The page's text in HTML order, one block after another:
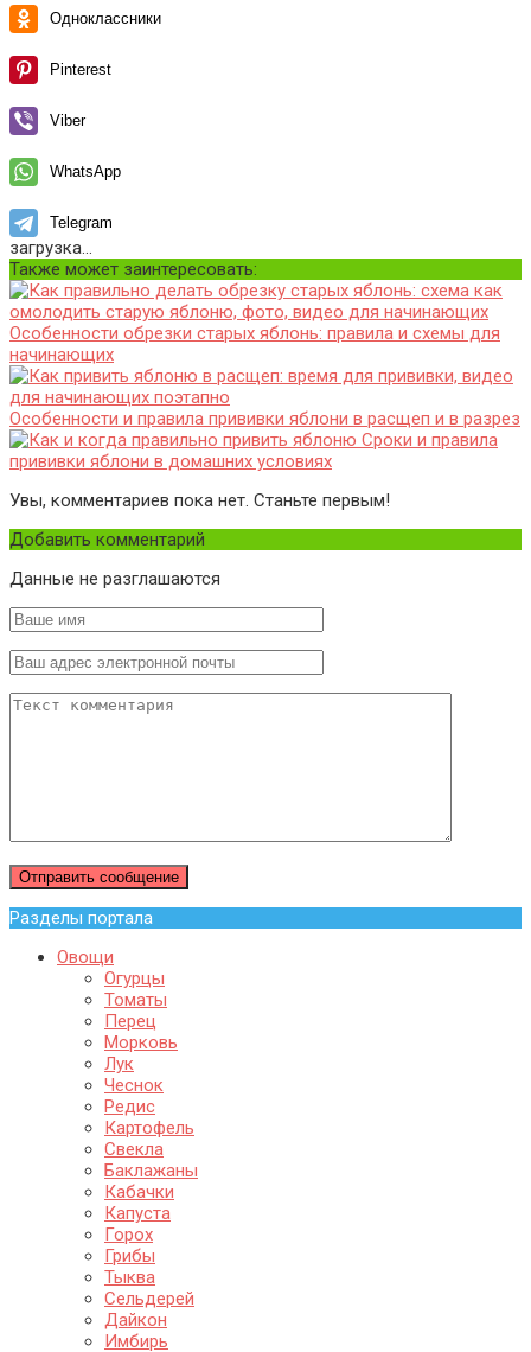
Одноклассники
Pinterest
Viber
WhatsApp
Telegram
загрузка...
Также может заинтересовать:
Особенности обрезки старых яблонь: правила и схемы для
начинающих
Особенности и правила прививки яблони в расщеп и в разрез
Сроки и правила
прививки яблони в домашних условиях
Увы, комментариев пока нет. Станьте первым!
Добавить комментарий
Данные не разглашаются
Разделы портала
Овощи
Огурцы
Томаты
Перец
Морковь
Лук
Чеснок
Редис
Картофель
Свекла
Баклажаны
Кабачки
Капуста
Горох
Грибы
Тыква
Сельдерей
Дайкон
Имбирь